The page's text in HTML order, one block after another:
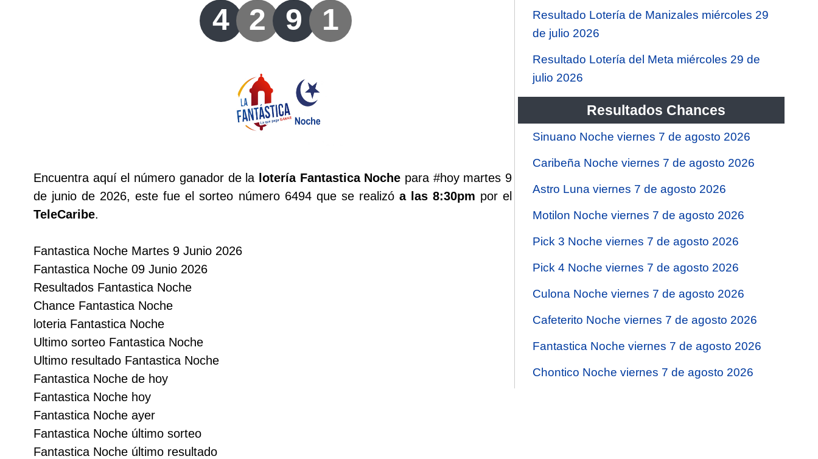
Lotería de Risaralda
Lotería de Santander
Lotería del Cauca
Lotería de Boyaca
Extra de Colombia
Antioqueñita Día
Antioqueñita Tarde
4 2 9 1
Encuentra aquí el número ganador de la lotería Fantastica Noche para #hoy martes 9
de junio de 2026, este fue el sorteo número 6494 que se realizó a las 8:30pm por el
TeleCaribe.
Fantastica Noche Martes 9 Junio 2026
Fantastica Noche 09 Junio 2026
Resultados Fantastica Noche
Chance Fantastica Noche
loteria Fantastica Noche
Ultimo sorteo Fantastica Noche
Ultimo resultado Fantastica Noche
Fantastica Noche de hoy
Fantastica Noche hoy
Fantastica Noche ayer
Fantastica Noche último sorteo
Fantastica Noche último resultado
Resultado Lotería de Manizales miércoles 29
de julio 2026
Resultado Lotería del Meta miércoles 29 de
julio 2026
Resultados Chances
Sinuano Noche viernes 7 de agosto 2026
Caribeña Noche viernes 7 de agosto 2026
Astro Luna viernes 7 de agosto 2026
Motilon Noche viernes 7 de agosto 2026
Pick 3 Noche viernes 7 de agosto 2026
Pick 4 Noche viernes 7 de agosto 2026
Culona Noche viernes 7 de agosto 2026
Cafeterito Noche viernes 7 de agosto 2026
Fantastica Noche viernes 7 de agosto 2026
Chontico Noche viernes 7 de agosto 2026